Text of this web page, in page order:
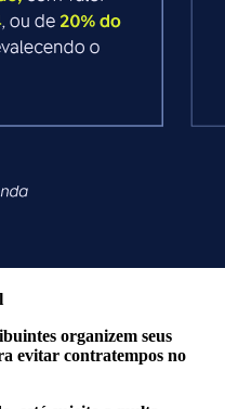
organizem seus
evitar contratempos no